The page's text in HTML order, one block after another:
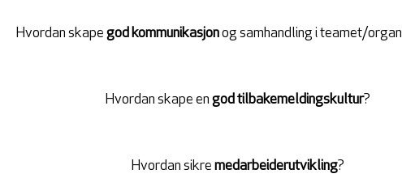
Hvordan skape god kommunikasjonog samhandling i teamet/
Hvordan skape en god tilbakemeldingskultur?
Hvordan sikre medarbeiderutvikling?